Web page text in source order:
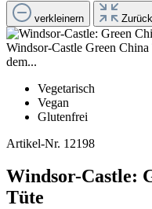
verkleinern
Vegetarisch
Vegan
Glutenfrei
Artikel-Nr. 12198
Windsor-Castle:
Tüte